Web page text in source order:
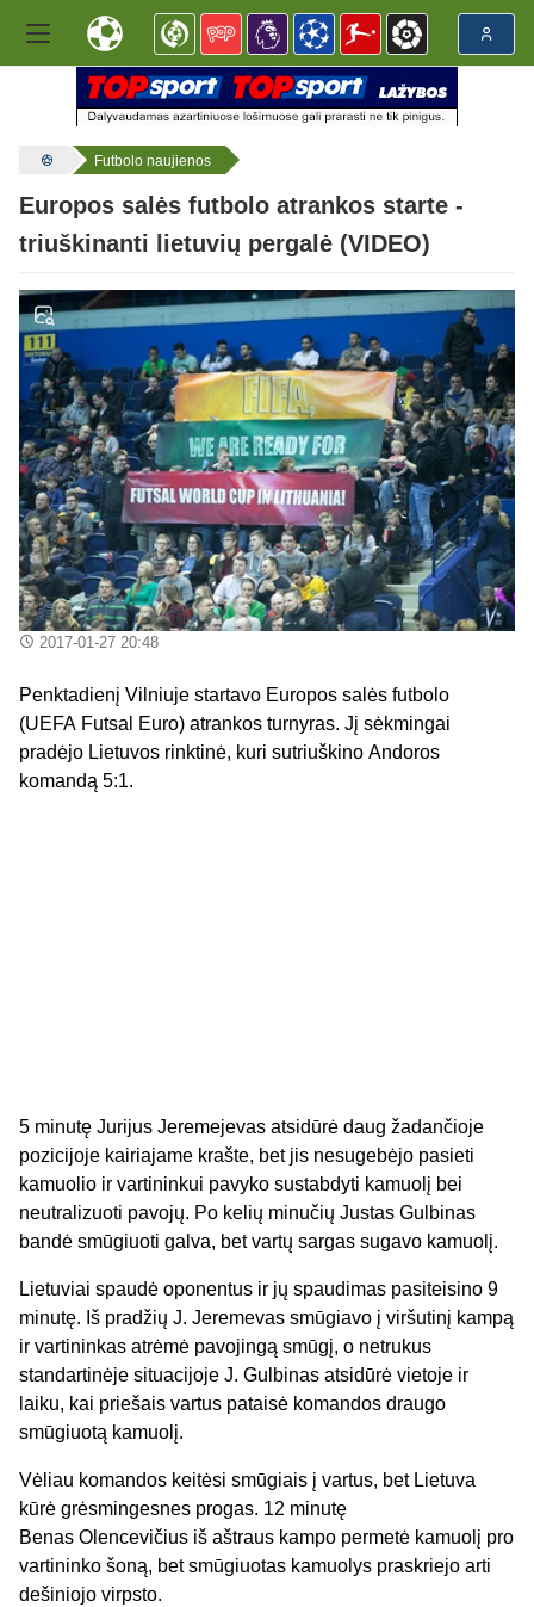
Futbolo naujienos
Europos salės futbolo atrankos starte -
triuškinanti lietuvių pergalė (VIDEO)
2017-01-27 20:48
Penktadienį Vilniuje startavo Europos salės futbolo
(UEFA Futsal Euro) atrankos turnyras. Jį sėkmingai
pradėjo Lietuvos rinktinė, kuri sutriuškino Andoros
komandą 5:1.
5 minutę Jurijus Jeremejevas atsidūrė daug žadančioje
pozicijoje kairiajame krašte, bet jis nesugebėjo pasieti
kamuolio ir vartininkui pavyko sustabdyti kamuolį bei
neutralizuoti pavojų. Po kelių minučių Justas Gulbinas
bandė smūgiuoti galva, bet vartų sargas sugavo kamuolį.
Lietuviai spaudė oponentus ir jų spaudimas pasiteisino 9
minutę. Iš pradžių J. Jeremevas smūgiavo į viršutinį kampą
ir vartininkas atrėmė pavojingą smūgį, o netrukus
standartinėje situacijoje J. Gulbinas atsidūrė vietoje ir
laiku, kai priešais vartus pataisė komandos draugo
smūgiuotą kamuolį.
Vėliau komandos keitėsi smūgiais į vartus, bet Lietuva
kūrė grėsmingesnes progas. 12 minutę
Benas Olencevičius iš aštraus kampo permetė kamuolį pro
vartininko šoną, bet smūgiuotas kamuolys praskriejo arti
dešiniojo virpsto.